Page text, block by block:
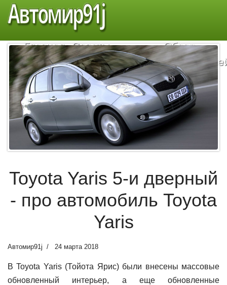
Автомир91j
Главная
Советы
автомобилистам
Обзор
Toyota Yaris 5-и дверный
- про автомобиль Toyota
Yaris
Автомир91j 24 марта 2018
В Toyota Yaris (Тойота Ярис) были внесены массовые
обновленный интерьер, а еще обновленные